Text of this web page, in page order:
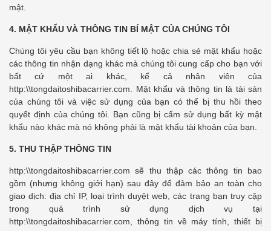
mật.
4. MẬT KHẨU VÀ THÔNG TIN BÍ MẬT CỦA CHÚNG TÔI
Chúng tôi yêu cầu bạn không tiết lộ hoặc chia sẻ mật khẩu hoặc
các thông tin nhận dạng khác mà chúng tôi cung cấp cho bạn với
bất cứ một ai khác, kể cả nhân viên của
http:\\tongdaitoshibacarrier.com . Mật khẩu và thông tin là tài sản
của chúng tôi và việc sử dụng của bạn có thể bị thu hồi theo
quyết định của chúng tôi. Bạn cũng bị cấm sử dụng bất kỳ mật
khẩu nào khác mà nó không phải là mật khẩu tài khoản của bạn.
5. THU THẬP THÔNG TIN
http:\\tongdaitoshibacarrier.com sẽ thu thập các thông tin bao
gồm (nhưng không giới hạn) sau đây để đảm bảo an toàn cho
giao dịch: địa chỉ IP, loại trình duyệt web, các trang bạn truy cập
trong quá trình sử dụng dịch vụ tại
http:\\tongdaitoshibacarrier.com , thông tin về máy tính, thiết bị